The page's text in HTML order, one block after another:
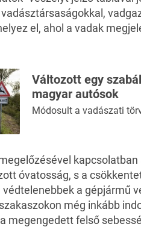
el, ahol a vadak
Változott egy
magyar autósok
Módosult a vadászati
óvatosság, s a
a gépjármű
még inkább
megengedett felső